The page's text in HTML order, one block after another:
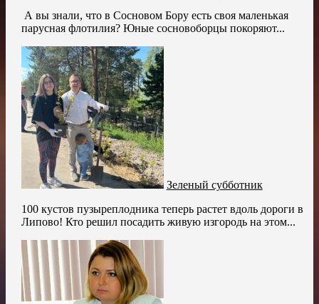
️ А вы знали, что в Сосновом Бору есть своя маленькая
парусная флотилия? Юные сосновоборцы покоряют...
Зеленый субботник
100 кустов пузыреплодника теперь растет вдоль дороги в
Липово! Кто решил посадить живую изгородь на этом...